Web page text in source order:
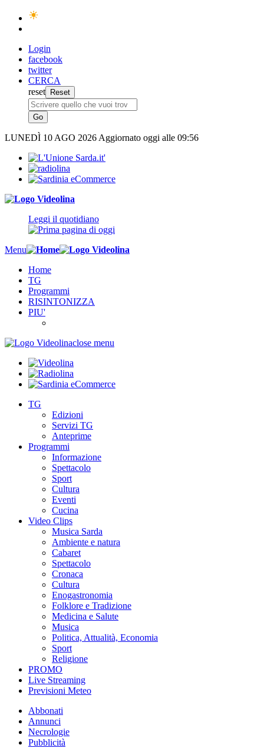
Login
facebook
twitter
CERCA
reset
LUNEDÌ 10 AGO 2026 Aggiornato oggi alle 09:56
Leggi il quotidiano
Menu
Home
TG
Programmi
RISINTONIZZA
PIU'
close menu
TG
Edizioni
Servizi TG
Anteprime
Programmi
Informazione
Spettacolo
Sport
Cultura
Eventi
Cucina
Video Clips
Musica Sarda
Ambiente e natura
Cabaret
Spettacolo
Cronaca
Cultura
Enogastronomia
Folklore e Tradizione
Medicina e Salute
Musica
Politica, Attualità, Economia
Sport
Religione
PROMO
Live Streaming
Previsioni Meteo
Abbonati
Annunci
Necrologie
Pubblicità